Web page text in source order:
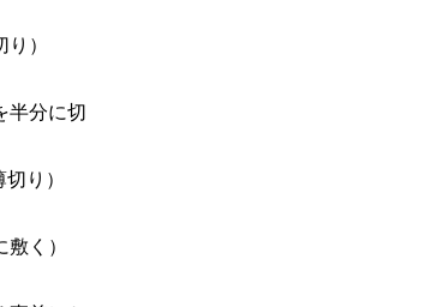
り）
分に切
切り）
敷く）